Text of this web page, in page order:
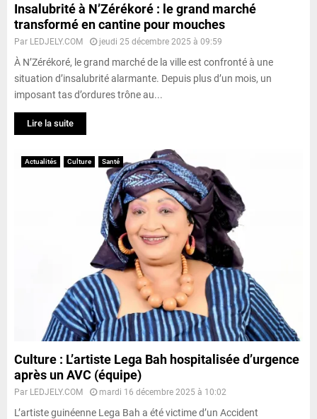
Insalubrité à N’Zérékoré : le grand marché
transformé en cantine pour mouches
Par LEDJELY.COM jeudi 25 décembre 2025 à 09:59
À N’Zérékoré, le grand marché de la ville est confronté à une
situation d’insalubrité alarmante. Depuis plus d’un mois, un
imposant tas d’ordures trône au...
Lire la suite
Actualités Culture Santé
Culture : L’artiste Lega Bah hospitalisée d’urgence
après un AVC (équipe)
Par LEDJELY.COM mardi 16 décembre 2025 à 10:02
L’artiste guinéenne Lega Bah a été victime d’un Accident